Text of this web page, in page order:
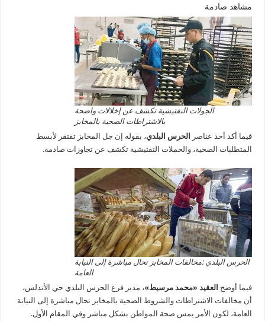
مشاهد صادمة
الجولات التفتيشية تكشف عن إخلالات واضحة
بالاشتراطات الصحية بالمخابز
فيما أكد أحد عناصر
الحرس البلدي، بقوله إن جل المخابز تفتقر لأبسط
المتطلبات الصحية، والحملات التفتيشية تكشف عن تجاوزات صادمة.
الحرس البلدي :مخالفات المخابز تحال مباشرة إلى النيابة
العامة
فيما أوضح العقيد «محمد مرسيط»، مدير فرع الحرس البلدي حي الأندلس،
أن مخالفات الاشتراطات والشروط الصحية بالمخابز تحال مباشرة إلى النيابة
العامة، لكون الأمر يمس صحة المواطن بشكل مباشر وفي المقام الأول.